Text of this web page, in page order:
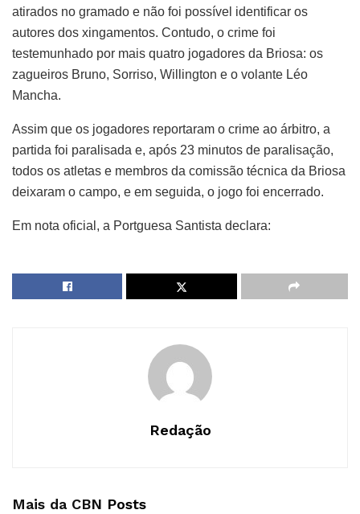
atirados no gramado e não foi possível identificar os
autores dos xingamentos. Contudo, o crime foi
testemunhado por mais quatro jogadores da Briosa: os
zagueiros Bruno, Sorriso, Willington e o volante Léo
Mancha.
Assim que os jogadores reportaram o crime ao árbitro, a
partida foi paralisada e, após 23 minutos de paralisação,
todos os atletas e membros da comissão técnica da Briosa
deixaram o campo, e em seguida, o jogo foi encerrado.
Em nota oficial, a Portguesa Santista declara:
Redação
Mais da CBN Posts